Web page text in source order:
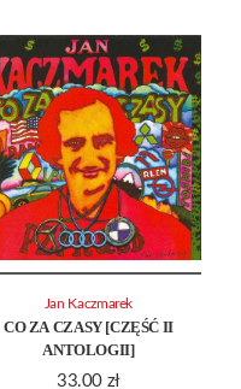
CO ZA CZASY [CZĘŚĆ II
ANTOLOGII]
33.00 zł
Jan Kaczmarek